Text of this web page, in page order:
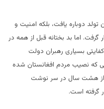
دوباره یافت، بلکه امنیت و
گرفت. اما بد بختانه قبل از همه در
بسیاری رهبران دولت
که نصیب مردم افغانستان شده
از هشت سال در سر نوشت
گرفته است.